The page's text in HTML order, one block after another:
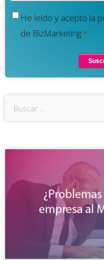
He leído y acepto la
de BizMarketing.*